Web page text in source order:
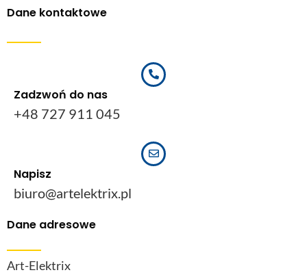
Dane kontaktowe
Zadzwoń do nas
+48 727 911 045
Napisz
biuro@artelektrix.pl
Dane adresowe
Art-Elektrix